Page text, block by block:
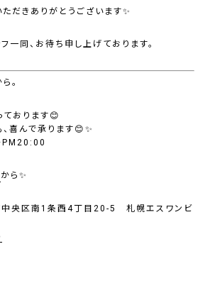
だきありがとうございます✨
一同、お待ち申し上げております。
。
おります😊
喜んで承ります😊✨
から✨
央区南1条西4丁目20-5 札幌エスワンビ